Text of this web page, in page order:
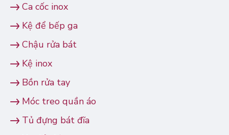
Ca cốc inox
Kệ để bếp ga
Chậu rửa bát
Kệ inox
Bồn rửa tay
Móc treo quần áo
Tủ đựng bát đĩa